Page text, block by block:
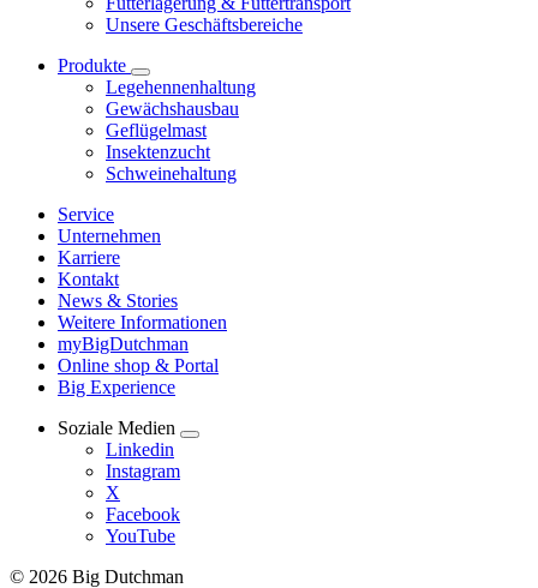
Unsere Geschäftsbereiche
Produkte
Legehennenhaltung
Gewächshausbau
Geflügelmast
Insektenzucht
Schweinehaltung
Service
Unternehmen
Karriere
Kontakt
News & Stories
Weitere Informationen
myBigDutchman
Online shop & Portal
Big Experience
Soziale Medien
Linkedin
Instagram
X
Facebook
YouTube
© 2026 Big Dutchman